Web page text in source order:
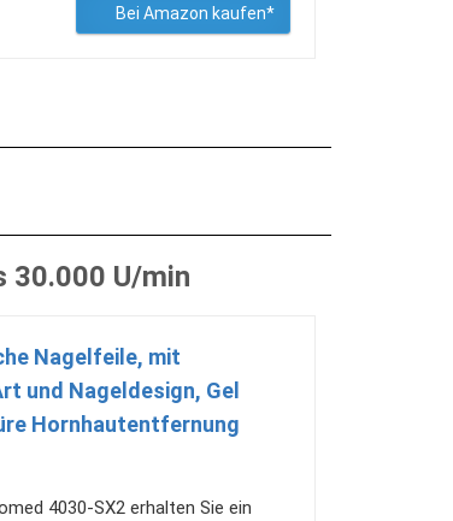
Bei Amazon kaufen*
30.000 U/min
Nagelfeile, mit
und Nageldesign, Gel
Hornhautentfernung
4030-SX2 erhalten Sie ein